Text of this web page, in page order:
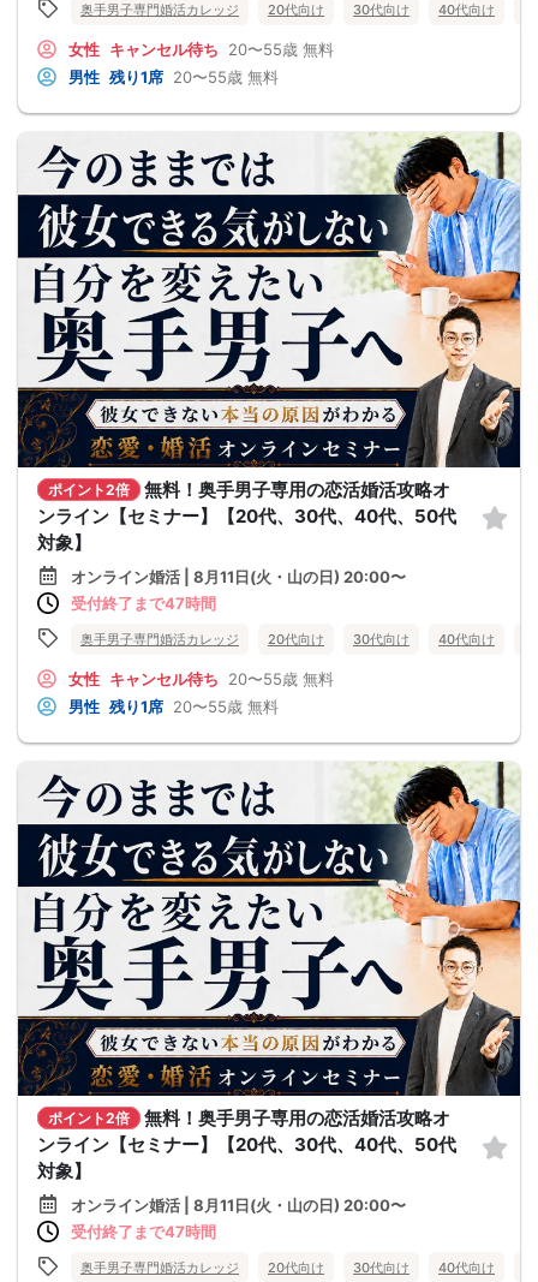
奥手男子専門婚活カレッジ 20代向け 30代向け 40代向け
女性 キャンセル待ち 20〜55歳 無料
男性 残り1席 20〜55歳 無料
ポイント2倍
無料！奥手男子専用の恋活婚活攻略オ
ンライン【セミナー】【20代、30代、40代、50代
対象】
オンライン婚活 | 8月11日(火・山の日) 20:00〜
受付終了まで47時間
奥手男子専門婚活カレッジ 20代向け 30代向け 40代向け
女性 キャンセル待ち 20〜55歳 無料
男性 残り1席 20〜55歳 無料
ポイント2倍
無料！奥手男子専用の恋活婚活攻略オ
ンライン【セミナー】【20代、30代、40代、50代
対象】
オンライン婚活 | 8月11日(火・山の日) 20:00〜
受付終了まで47時間
奥手男子専門婚活カレッジ 20代向け 30代向け 40代向け